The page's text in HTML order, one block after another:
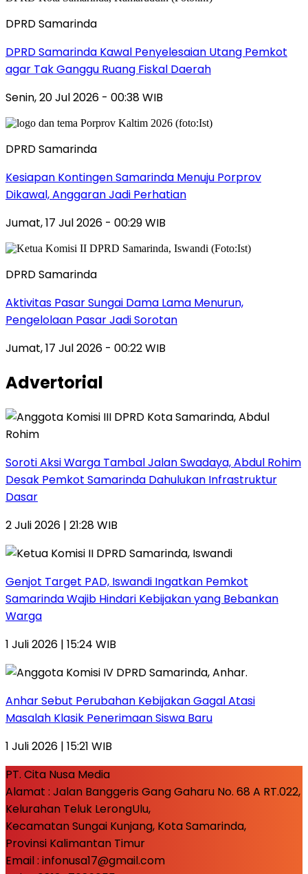
DPRD Samarinda
DPRD Samarinda Kawal Penyelesaian Utang Pemkot
agar Tak Ganggu Ruang Fiskal Daerah
Senin, 20 Jul 2026 - 00:38 WIB
DPRD Samarinda
Kesiapan Kontingen Samarinda Menuju Porprov
Dikawal, Anggaran Jadi Perhatian
Jumat, 17 Jul 2026 - 00:29 WIB
DPRD Samarinda
Aktivitas Pasar Sungai Dama Lama Menurun,
Pengelolaan Pasar Jadi Sorotan
Jumat, 17 Jul 2026 - 00:22 WIB
Advertorial
Soroti Aksi Warga Tambal Jalan Swadaya, Abdul Rohim
Desak Pemkot Samarinda Dahulukan Infrastruktur
Dasar
2 Juli 2026 | 21:28 WIB
Genjot Target PAD, Iswandi Ingatkan Pemkot
Samarinda Wajib Hindari Kebijakan yang Bebankan
Warga
1 Juli 2026 | 15:24 WIB
Anhar Sebut Perubahan Kebijakan Gagal Atasi
Masalah Klasik Penerimaan Siswa Baru
1 Juli 2026 | 15:21 WIB
PT. Cita Nusa Media
Alamat : Jalan Banggeris Gang Gaharu No. 68 A RT.022,
Kelurahan Teluk LerongUlu,
Kecamatan Sungai Kunjang, Kota Samarinda,
Provinsi Kalimantan Timur
Email : infonusa17@gmail.com